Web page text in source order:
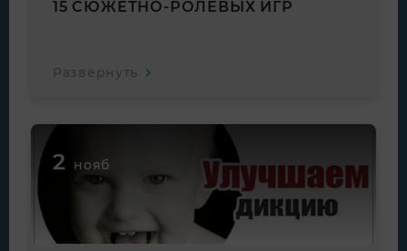
15 СЮЖЕТНО-РОЛЕВЫХ ИГР
Развернуть
2 нояб